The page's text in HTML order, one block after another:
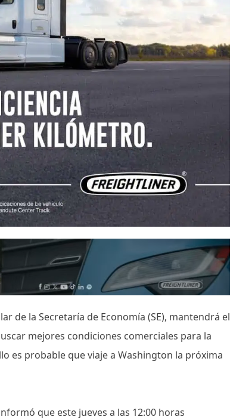
de la Secretaría de Economía (SE), mantendrá el
mejores condiciones comerciales para la
es probable que viaje a Washington la próxima
que este jueves a las 12:00 horas